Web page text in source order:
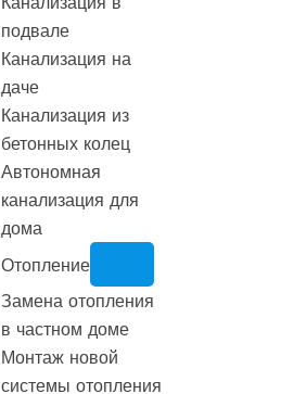
подвале
Канализация на
даче
Канализация из
бетонных колец
Автономная
канализация для
дома
Отопление
Замена отопления
в частном доме
Монтаж новой
системы отопления